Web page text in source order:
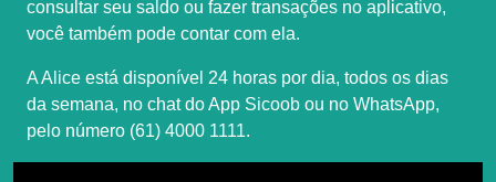
consultar seu saldo ou fazer transações no aplicativo,
você também pode contar com ela.
A Alice está disponível 24 horas por dia, todos os dias
da semana, no chat do App Sicoob ou no WhatsApp,
pelo número (61) 4000 1111.